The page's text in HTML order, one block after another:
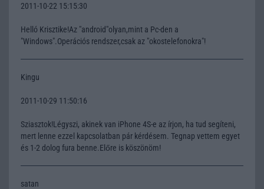
2011-10-22 15:15:30
Helló Krisztike!Az "android"olyan,mint a Pc-den a
"Windows".Operációs rendszer,csak az "okostelefonokra"!
Kingu
2011-10-29 11:50:16
Sziasztok!Légyszi, akinek van iPhone 4S-e az írjon, ha tud segíteni,
mert lenne ezzel kapcsolatban pár kérdésem. Tegnap vettem egyet
és 1-2 dolog fura benne.Előre is köszönöm!
satan